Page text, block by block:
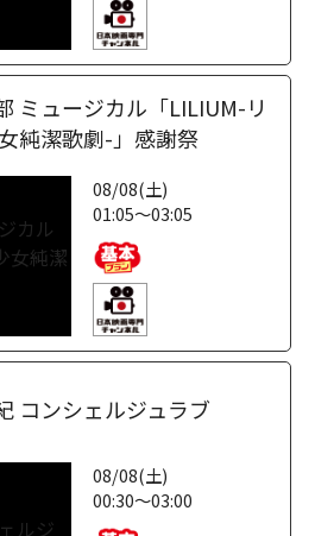
ミュージカル「LILIUM-リ
純潔歌劇-」感謝祭
08/08(土)
01:05～03:05
コンシェルジュラブ
08/08(土)
00:30～03:00